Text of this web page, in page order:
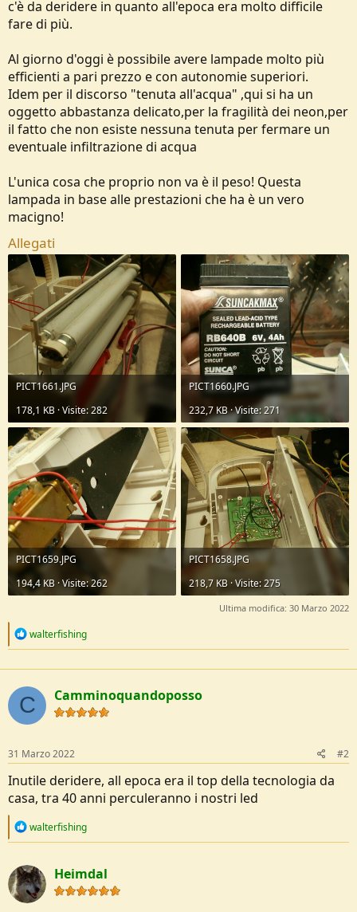
c'è da deridere in quanto all'epoca era molto difficile
fare di più.
Al giorno d'oggi è possibile avere lampade molto più
efficienti a pari prezzo e con autonomie superiori.
Idem per il discorso "tenuta all'acqua" ,qui si ha un
oggetto abbastanza delicato,per la fragilità dei neon,per
il fatto che non esiste nessuna tenuta per fermare un
eventuale infiltrazione di acqua
L'unica cosa che proprio non va è il peso! Questa
lampada in base alle prestazioni che ha è un vero
macigno!
Allegati
PICT1661.JPG
178,1 KB · Visite: 282
PICT1660.JPG
232,7 KB · Visite: 271
PICT1659.JPG
194,4 KB · Visite: 262
PICT1658.JPG
218,7 KB · Visite: 275
Ultima modifica: 30 Marzo 2022
R
c
t
i
o
n
:
walterfishing
C Camminoquandoposso
31 Marzo 2022 #2
Inutile deridere, all epoca era il top della tecnologia da
casa, tra 40 anni perculeranno i nostri led
R
c
t
i
o
walterfishing
Heimdal